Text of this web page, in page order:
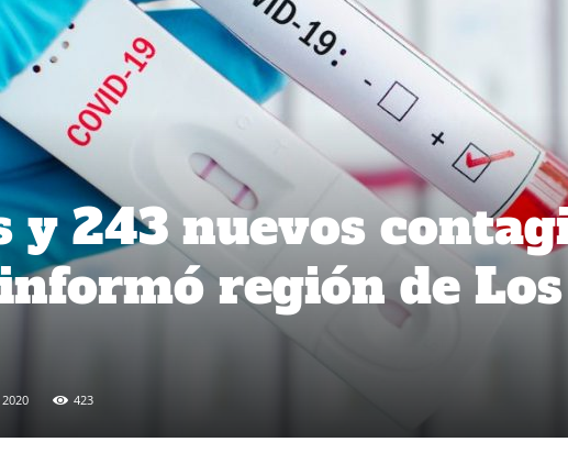
y 243 nuevos
región de Los
423